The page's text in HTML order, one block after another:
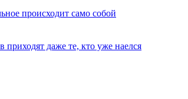
происходит само собой
даже те, кто уже наелся